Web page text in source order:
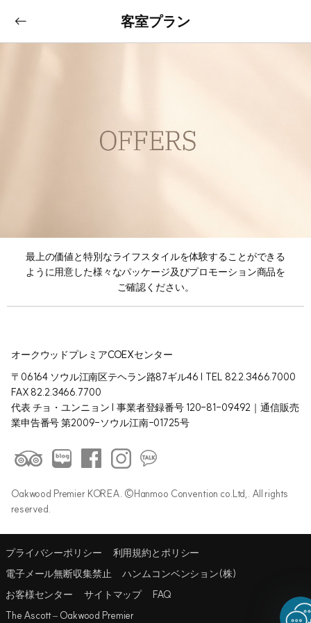
客室プラン
最上の価値と特別なライフスタイルを体験することができる
ように用意した様々なパッケージ及びプロモーション商品を
ご確認ください。
オークウッドプレミアCOEXセンター
〒06164 ソウル江南区テヘラン路87ギル46 | TEL 82.2.3466.7000
FAX 82.2.3466.7700
代表 チョ・ユンニョン | 事業者登録番号 120-81-09492｜通信販売
業申告番号 第2009-ソウル江南-01725号
Oakwood Premier KOREA. ©Hanmoo Convention co.Ltd,. All rights
reserved.
プライバシーポリシー
利用規約とポリシー
電子メール無断収集禁止
ハンムコンベンション(株)
お客様センター
サイトマップ
FAQ
The Ascott – Oakwood Premier